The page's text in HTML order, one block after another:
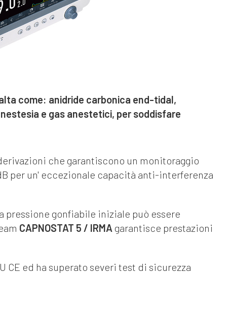
come: anidride carbonica end-tidal,
e gas anestetici, per soddisfare
che garantiscono un monitoraggio
per un' eccezionale capacità anti-interferenza
gonfiabile iniziale può essere
CAPNOSTAT 5 / IRMA garantisce prestazioni
ed ha superato severi test di sicurezza